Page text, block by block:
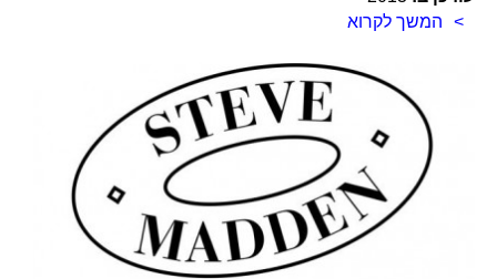
המשך לקרוא